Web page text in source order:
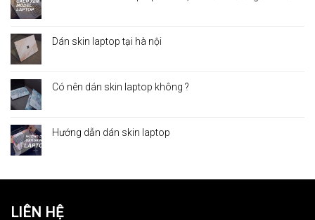
Dán skin laptop tại hà nội
Có nên dán skin laptop không ?
Hướng dẫn dán skin laptop
LIÊN HỆ